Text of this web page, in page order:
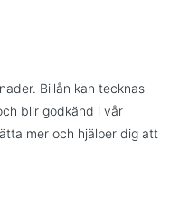
Billån kan tecknas
blir godkänd i vår
mer och hjälper dig att